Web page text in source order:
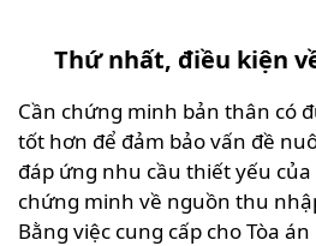
Thứ nhất, điều kiện
Cần chứng minh bản thân có
tốt hơn để đảm bảo vấn đề
đáp ứng nhu cầu thiết yếu
chứng minh về nguồn thu
Bằng việc cung cấp cho Tòa